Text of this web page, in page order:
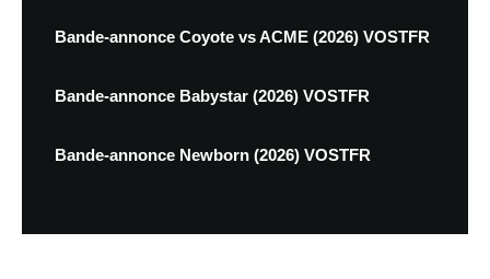
Bande-annonce Coyote vs ACME (2026) VOSTFR
Bande-annonce Babystar (2026) VOSTFR
Bande-annonce Newborn (2026) VOSTFR